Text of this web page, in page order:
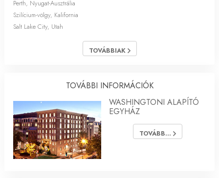
Perth, Nyugat-Ausztrália
Szilícium-völgy, Kalifornia
Salt Lake City, Utah
TOVÁBBIAK
TOVÁBBI INFORMÁCIÓK
WASHINGTONI ALAPÍTÓ
EGYHÁZ
TOVÁBB...